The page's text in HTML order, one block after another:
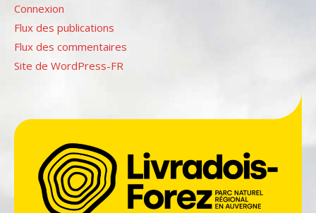
Connexion
Flux des publications
Flux des commentaires
Site de WordPress-FR